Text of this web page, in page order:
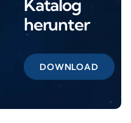
Katalog
herunter
DOWNLOAD